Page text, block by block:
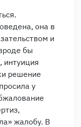
она в
и
бы
решение
у
жалобу. В